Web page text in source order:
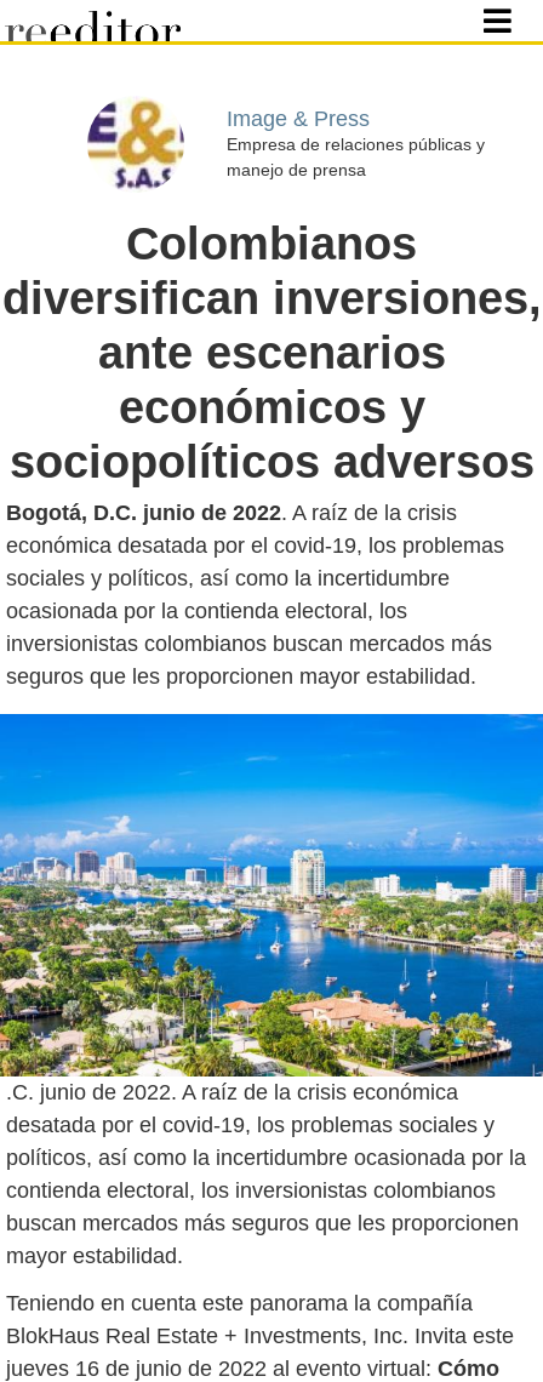
Image & Press
Empresa de relaciones públicas y
manejo de prensa
Colombianos
diversifican inversiones,
ante escenarios
económicos y
sociopolíticos adversos
Bogotá, D.C. junio de 2022. A raíz de la crisis
económica desatada por el covid-19, los problemas
sociales y políticos, así como la incertidumbre
ocasionada por la contienda electoral, los
inversionistas colombianos buscan mercados más
.C. junio de 2022. A raíz de la crisis económica
desatada por el covid-19, los problemas sociales y
políticos, así como la incertidumbre ocasionada por la
contienda electoral, los inversionistas colombianos
buscan mercados más seguros que les proporcionen
mayor estabilidad.
Teniendo en cuenta este panorama la compañía
BlokHaus Real Estate + Investments, Inc. Invita este
jueves 16 de junio de 2022 al evento virtual: Cómo